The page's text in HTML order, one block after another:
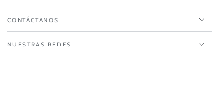
CONTÁCTANOS
NUESTRAS REDES